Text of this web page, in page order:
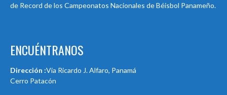
de Record de los Campeonatos Nacionales de Béisbol Panameño.
ENCUÉNTRANOS
Dirección :Via Ricardo J. Alfaro, Panamá
Cerro Patacón